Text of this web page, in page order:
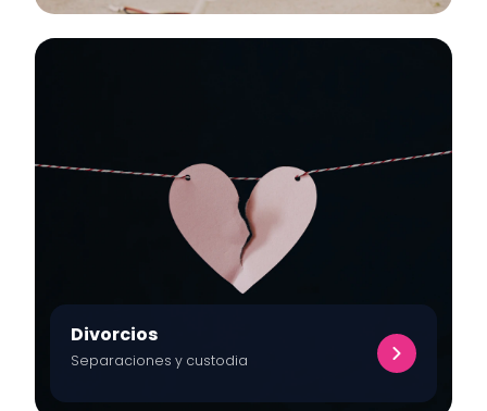
Divorcios
Separaciones y custodia